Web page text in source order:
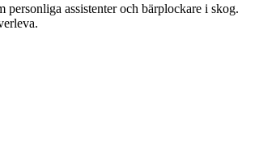
assistenter och bärplockare i skog.